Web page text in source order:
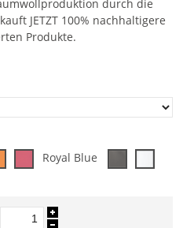
durch die
JETZT 100% nachhaltigere
Produkte.
Royal Blue